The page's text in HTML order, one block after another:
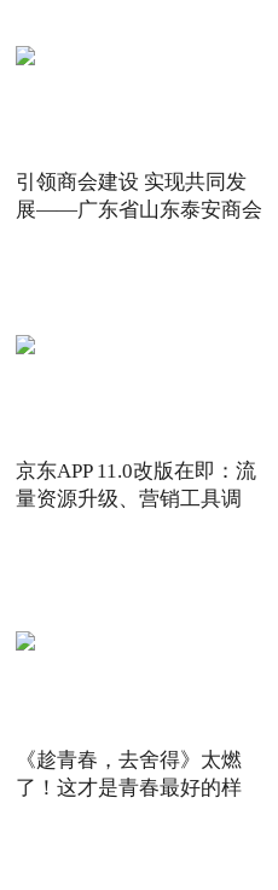
引领商会建设 实现共同发
展——广东省山东泰安商会
京东APP 11.0改版在即：流
量资源升级、营销工具调
《趁青春，去舍得》太燃
了！这才是青春最好的样